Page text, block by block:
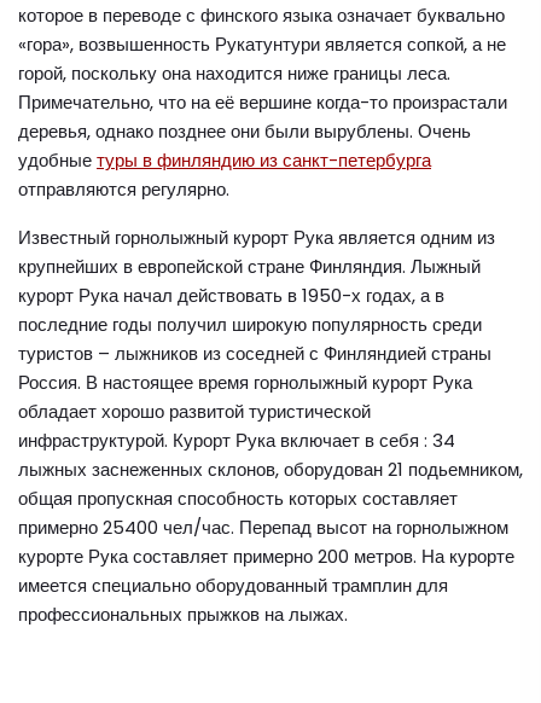
которое в переводе с финского языка означает буквально
«гора», возвышенность Рукатунтури является сопкой, а не
горой, поскольку она находится ниже границы леса.
Примечательно, что на её вершине когда-то произрастали
деревья, однако позднее они были вырублены. Очень
удобныетуры в финляндию из санкт-петербурга
отправляются регулярно.
Известный горнолыжный курорт Рука является одним из
крупнейших в европейской стране Финляндия. Лыжный
курорт Рука начал действовать в 1950-х годах, а в
последние годы получил широкую популярность среди
туристов – лыжников из соседней с Финляндией страны
Россия. В настоящее время горнолыжный курорт Рука
обладает хорошо развитой туристической
инфраструктурой. Курорт Рука включает в себя : 34
лыжных заснеженных склонов, оборудован 21 подьемником,
общая пропускная способность которых составляет
примерно 25400 чел/час. Перепад высот на горнолыжном
курорте Рука составляет примерно 200 метров. На курорте
имеется специально оборудованный трамплин для
профессиональных прыжков на лыжах.